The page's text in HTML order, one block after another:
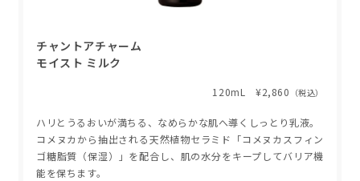
チャントアチャーム
モイスト ミルク
120mL ¥2,860 （税込）
ハリとうるおいが満ちる、なめらかな肌へ導くしっとり乳液。
コメヌカから抽出される天然植物セラミド「コメヌカスフィン
ゴ糖脂質（保湿）」を配合し、肌の水分をキープしてバリア機
能を保ちます。